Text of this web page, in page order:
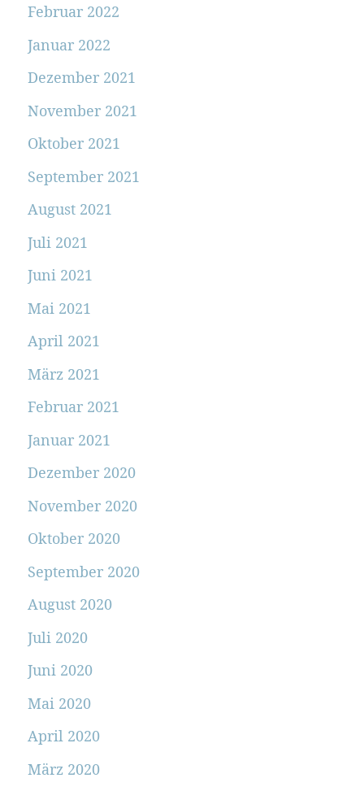
Februar 2022
Januar 2022
Dezember 2021
November 2021
Oktober 2021
September 2021
August 2021
Juli 2021
Juni 2021
Mai 2021
April 2021
März 2021
Februar 2021
Januar 2021
Dezember 2020
November 2020
Oktober 2020
September 2020
August 2020
Juli 2020
Juni 2020
Mai 2020
April 2020
März 2020